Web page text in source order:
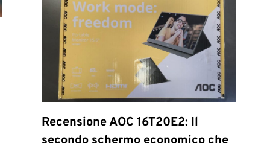
Recensione AOC 16T20E2: Il